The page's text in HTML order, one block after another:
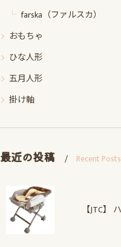
farska（ファルスカ）
おもちゃ
ひな人形
五月人形
掛け軸
最近の投稿 Recent Posts